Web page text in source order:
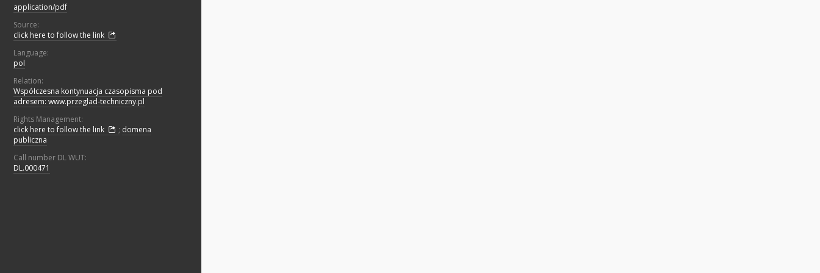
application/pdf
Source:
click here to follow the link
Language:
pol
Relation:
Współczesna kontynuacja czasopisma pod
adresem: www.przeglad-techniczny.pl
Rights Management:
click here to follow the link
; domena
publiczna
Call number DL WUT:
DL.000471